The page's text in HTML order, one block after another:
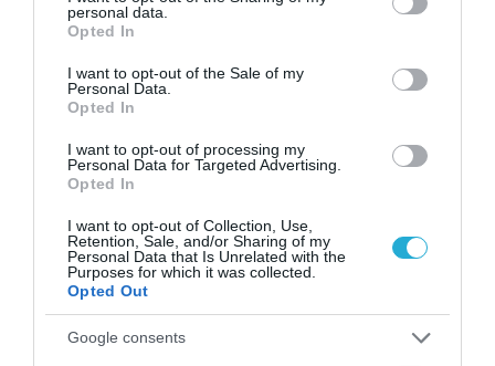
grant or deny consent to Google and its third-party tags to
use your data for below specified purposes in below Google
consent section.
personal data.
Opted In
I want to opt-out of the Sale of my
Personal Data.
Opted In
I want to opt-out of processing my
Personal Data for Targeted Advertising.
Opted In
I want to opt-out of Collection, Use,
Retention, Sale, and/or Sharing of my
Personal Data that Is Unrelated with the
Purposes for which it was collected.
Opted Out
Google consents
ΡΟΗ ΕΙΔΗΣΕΩΝ
Πληρωμές e-ΕΦΚΑ και ΔΥΠΑ έως [14/8/26]:
Ποιοι δικαιούχοι θα λάβουν συνολικά 56,7